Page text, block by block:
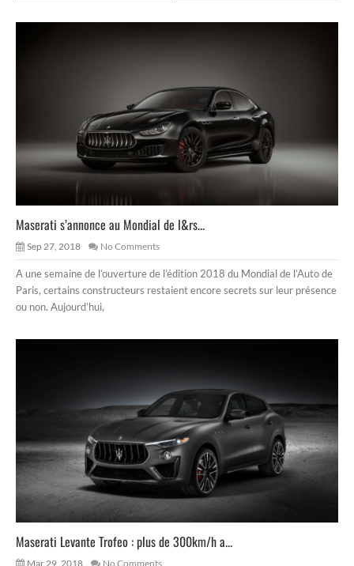
Maserati s’annonce au Mondial de l&rs...
Sep 27, 2018 No Comments
A une semaine de l’ouverture de l’édition 2018 du Mondial de l’Auto de
Paris, certains constructeurs restaient encore secrets sur leur présence
ou non. Aujourd’hui,
Maserati Levante Trofeo : plus de 300km/h a...
Mar 29, 2018 No Comments